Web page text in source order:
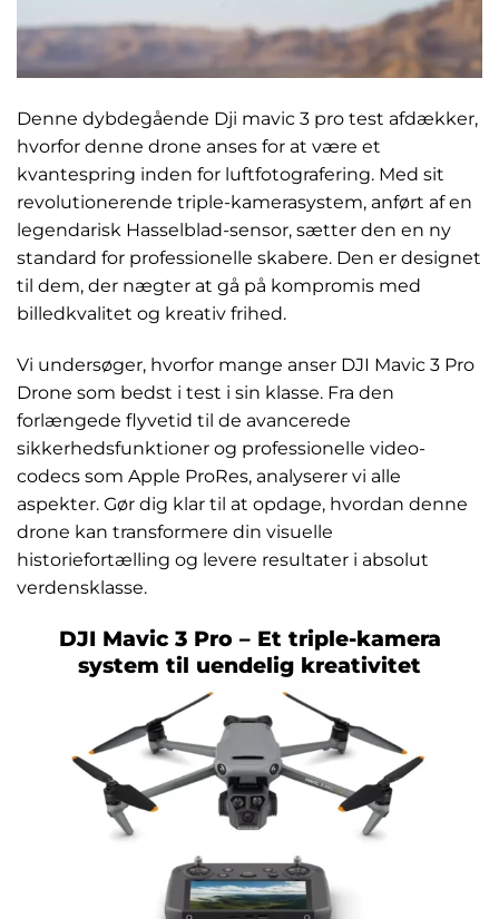
Denne dybdegående Dji mavic 3 pro test afdækker,
hvorfor denne drone anses for at være et
kvantespring inden for luftfotografering. Med sit
revolutionerende triple-kamerasystem, anført af en
legendarisk Hasselblad-sensor, sætter den en ny
standard for professionelle skabere. Den er designet
til dem, der nægter at gå på kompromis med
billedkvalitet og kreativ frihed.
Vi undersøger, hvorfor mange anser DJI Mavic 3 Pro
Drone som bedst i test i sin klasse. Fra den
forlængede flyvetid til de avancerede
sikkerhedsfunktioner og professionelle video-
codecs som Apple ProRes, analyserer vi alle
aspekter. Gør dig klar til at opdage, hvordan denne
drone kan transformere din visuelle
historiefortælling og levere resultater i absolut
verdensklasse.
DJI Mavic 3 Pro – Et triple-kamera
system til uendelig kreativitet